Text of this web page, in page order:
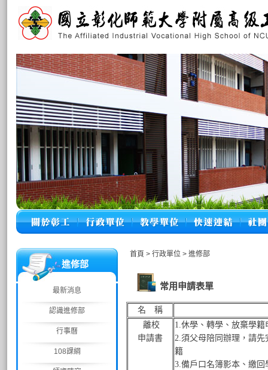
進修部
最新消息
認識進修部
行事曆
108課綱
首頁 > 行政單位 > 進修部
常用申請表單
名 稱
離校
申請書
1.休學、轉學、放棄學籍
2.須父母陪同辦理，請
籍
3.備戶口名簿影本、 繳回